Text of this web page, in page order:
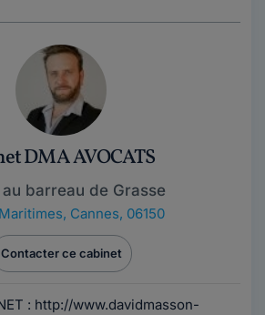
DMA AVOCATS
barreau de Grasse
, Cannes, 06150
Contacter ce cabinet
: http://www.davidmasson-